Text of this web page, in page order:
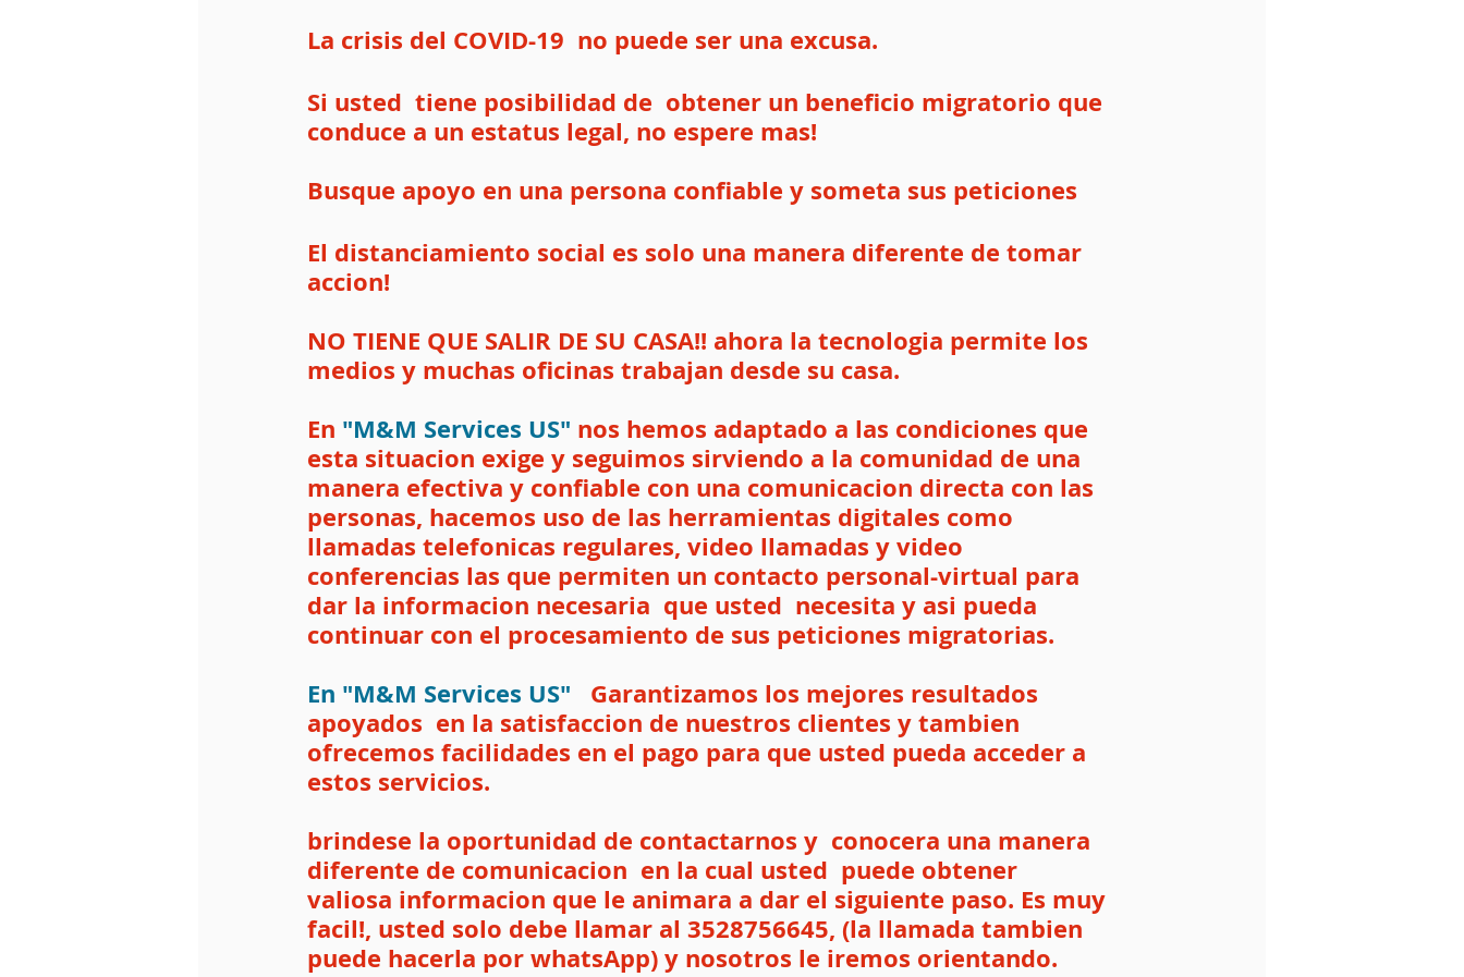
La crisis del COVID-19  no puede ser una excusa.
Si usted  tiene posibilidad de  obtener un beneficio migratorio que
conduce a un estatus legal, no espere mas!
Busque apoyo en una persona confiable y someta sus peticiones
El distanciamiento social es solo una manera diferente de tomar
accion!
NO TIENE QUE SALIR DE SU CASA!! ahora la tecnologia permite los
medios y muchas oficinas trabajan desde su casa.
En "M&M Services US" nos hemos adaptado a las condiciones que
esta situacion exige y seguimos sirviendo a la comunidad de una
manera efectiva y confiable con una comunicacion directa con las
personas, hacemos uso de las herramientas digitales como
llamadas telefonicas regulares, video llamadas y video
conferencias las que permiten un contacto personal-virtual para
dar la informacion necesaria  que usted  necesita y asi pueda
continuar con el procesamiento de sus peticiones migratorias.
En "M&M Services US"
   Garantizamos los mejores resultados
apoyados  en la satisfaccion de nuestros clientes y tambien
ofrecemos facilidades en el pago para que usted pueda acceder a
estos servicios.
brindese la oportunidad de contactarnos y  conocera una manera
diferente de comunicacion  en la cual usted  puede obtener
valiosa informacion que le animara a dar el siguiente paso. Es muy
facil!, usted solo debe llamar al 3528756645, (la llamada tambien
puede hacerla por whatsApp) y nosotros le iremos orientando.